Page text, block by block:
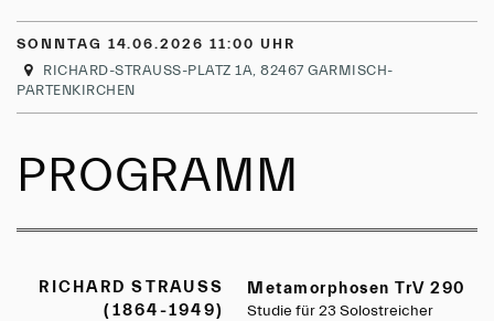
SONNTAG 14.06.2026 11:00 UHR
RICHARD-STRAUSS-PLATZ 1A, 82467 GARMISCH-
PARTENKIRCHEN
PROGRAMM
RICHARD STRAUSS
(1864-1949)
Metamorphosen TrV 290
Studie für 23 Solostreicher